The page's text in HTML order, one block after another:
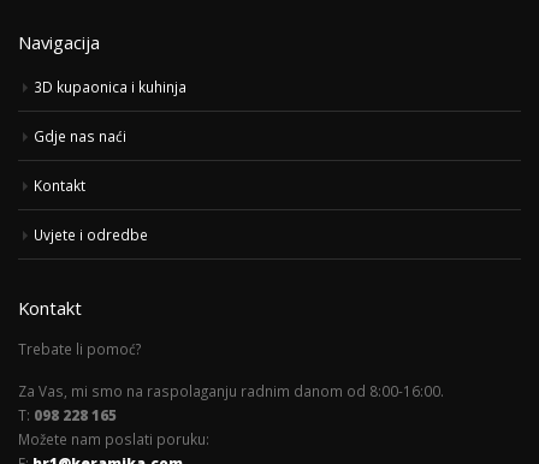
Navigacija
3D kupaonica i kuhinja
Gdje nas naći
Kontakt
Uvjete i odredbe
Kontakt
Trebate li pomoć?
Za Vas, mi smo na raspolaganju radnim danom od 8:00-16:00.
T: 098 228 165
Možete nam poslati poruku: